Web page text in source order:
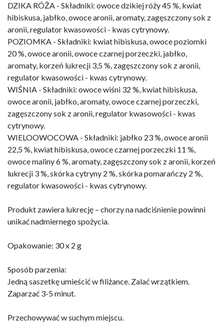
DZIKA RÓŻA - Składniki: owoce dzikiej róży 45 %, kwiat
hibiskusa, jabłko, owoce aronii, aromaty, zagęszczony sok z
aronii, regulator kwasowości - kwas cytrynowy.
POZIOMKA - Składniki: kwiat hibiskusa, owoce poziomki
20 %, owoce aronii, owoce czarnej porzeczki, jabłko,
aromaty, korzeń lukrecji 3,5 %, zagęszczony sok z aronii,
regulator kwasowości - kwas cytrynowy.
WIŚNIA - Składniki: owoce wiśni 32 %, kwiat hibiskusa,
owoce aronii, jabłko, aromaty, owoce czarnej porzeczki,
zagęszczony sok z aronii, regulator kwasowości - kwas
cytrynowy.
WIELOOWOCOWA - Składniki: jabłko 23 %, owoce aronii
22,5 %, kwiat hibiskusa, owoce czarnej porzeczki 11 %,
owoce maliny 6 %, aromaty, zagęszczony sok z aronii, korzeń
lukrecji 3 %, skórka cytryny 2 %, skórka pomarańczy 2 %,
regulator kwasowości - kwas cytrynowy.
Produkt zawiera lukrecję – chorzy na nadciśnienie powinni
unikać nadmiernego spożycia.
Opakowanie: 30 x 2 g
Sposób parzenia:
Jedną saszetkę umieścić w filiżance. Zalać wrzątkiem.
Zaparzać 3-5 minut.
Przechowywać w suchym miejscu.